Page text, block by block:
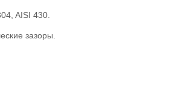
AISI 430.
зазоры.